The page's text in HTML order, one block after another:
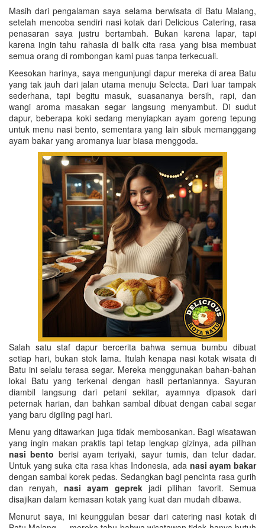
Masih dari pengalaman saya selama berwisata di Batu Malang,
setelah mencoba sendiri nasi kotak dari Delicious Catering, rasa
penasaran saya justru bertambah. Bukan karena lapar, tapi
karena ingin tahu rahasia di balik cita rasa yang bisa membuat
semua orang di rombongan kami puas tanpa terkecuali.
Keesokan harinya, saya mengunjungi dapur mereka di area Batu
yang tak jauh dari jalan utama menuju Selecta. Dari luar tampak
sederhana, tapi begitu masuk, suasananya bersih, rapi, dan
wangi aroma masakan segar langsung menyambut. Di sudut
dapur, beberapa koki sedang menyiapkan ayam goreng tepung
untuk menu nasi bento, sementara yang lain sibuk memanggang
ayam bakar yang aromanya luar biasa menggoda.
Salah satu staf dapur bercerita bahwa semua bumbu dibuat
setiap hari, bukan stok lama. Itulah kenapa nasi kotak wisata di
Batu ini selalu terasa segar. Mereka menggunakan bahan-bahan
lokal Batu yang terkenal dengan hasil pertaniannya. Sayuran
diambil langsung dari petani sekitar, ayamnya dipasok dari
peternak harian, dan bahkan sambal dibuat dengan cabai segar
yang baru digiling pagi hari.
Menu yang ditawarkan juga tidak membosankan. Bagi wisatawan
yang ingin makan praktis tapi tetap lengkap gizinya, ada pilihan
nasi bento berisi ayam teriyaki, sayur tumis, dan telur dadar.
Untuk yang suka cita rasa khas Indonesia, ada nasi ayam bakar
dengan sambal korek pedas. Sedangkan bagi pencinta rasa gurih
dan renyah, nasi ayam geprekjadi pilihan favorit. Semua
disajikan dalam kemasan kotak yang kuat dan mudah dibawa.
Menurut saya, ini keunggulan besar dari catering nasi kotak di